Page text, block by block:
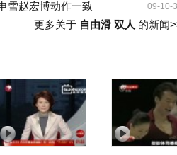
09-10-
雪赵宏博动作一致
更多关于 自由滑 双人 的新闻